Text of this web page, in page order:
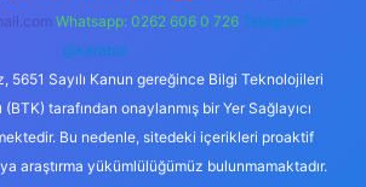
Whatsapp: 0262 606 0 726 Telegram:
@karabul
5651 Sayılı Kanun gereğince Bilgi Teknolojileri
tarafından onaylanmış bir Yer Sağlayıcı
Bu nedenle, sitedeki içerikleri proaktif
araştırma yükümlülüğümüz bulunmamaktadır.